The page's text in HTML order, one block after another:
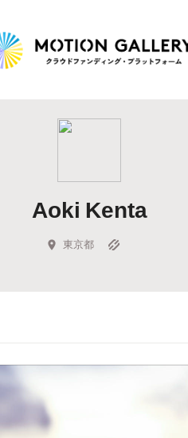
Highlight
Feature
キュレーターから探す
Aoki Kenta
東京都